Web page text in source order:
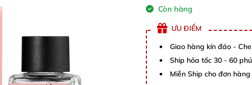
Còn hàng
ƯU ĐIỂM
Giao hàng kín đáo -
Ship hỏa tốc 30 - 60
Miễn Ship cho đơn